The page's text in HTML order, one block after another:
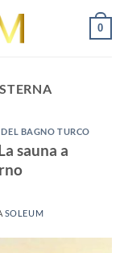
0
BAGNO TURCO
sauna a
SOLEUM